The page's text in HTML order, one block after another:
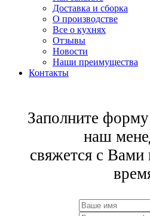
Доставка и сборка
О производстве
Все о кухнях
Отзывы
Новости
Наши преимущества
Контакты
Заполните
наш
свяжется с